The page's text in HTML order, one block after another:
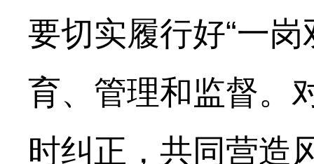
要切实履行好“一
育、管理和监督。
时纠正，共同营造